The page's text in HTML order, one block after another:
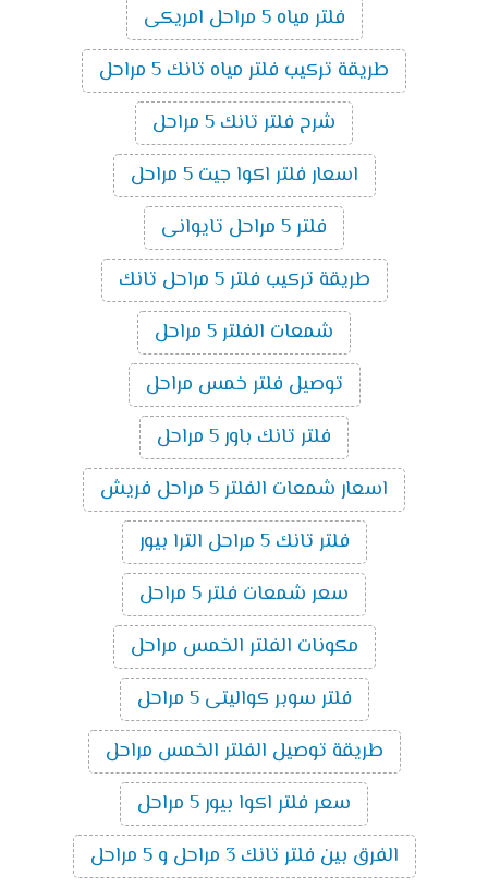
فلتر مياه 5 مراحل امريكى
طريقة تركيب فلتر مياه تانك 5 مراحل
شرح فلتر تانك 5 مراحل
اسعار فلتر اكوا جيت 5 مراحل
فلتر 5 مراحل تايوانى
طريقة تركيب فلتر 5 مراحل تانك
شمعات الفلتر 5 مراحل
توصيل فلتر خمس مراحل
فلتر تانك باور 5 مراحل
اسعار شمعات الفلتر 5 مراحل فريش
فلتر تانك 5 مراحل الترا بيور
سعر شمعات فلتر 5 مراحل
مكونات الفلتر الخمس مراحل
فلتر سوبر كواليتى 5 مراحل
طريقة توصيل الفلتر الخمس مراحل
سعر فلتر اكوا بيور 5 مراحل
الفرق بين فلتر تانك 3 مراحل و 5 مراحل